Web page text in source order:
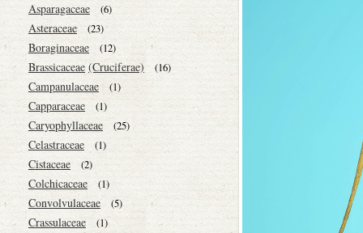
Asparagaceae (6)
Asteraceae (23)
Boraginaceae (12)
Brassicaceae (Cruciferae) (16)
Campanulaceae (1)
Capparaceae (1)
Caryophyllaceae (25)
Celastraceae (1)
Cistaceae (2)
Colchicaceae (1)
Convolvulaceae (5)
Crassulaceae (1)